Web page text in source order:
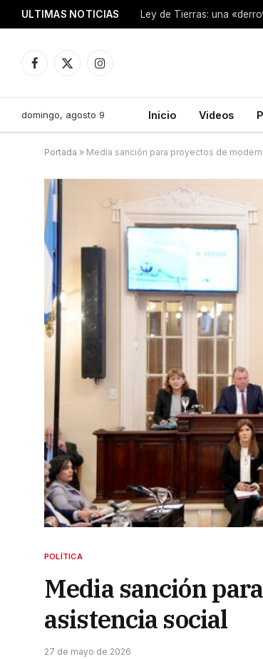
ULTIMAS NOTICIAS Ley de Tierras: una
Facebook
X
Instagram
domingo, agosto 9 Inicio Videos
Portada » Media sanción para proyectos de
POLÍTICA
Media sanción
asistencia social
27 de mayo de 2026